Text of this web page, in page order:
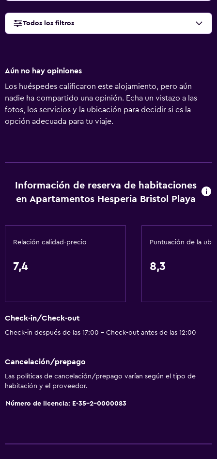
Todos los filtros
Aún no hay opiniones
Los huéspedes calificaron este alojamiento, pero aún
nadie ha compartido una opinión. Echa un vistazo a las
fotos, los servicios y la ubicación para decidir si es la
opción adecuada para tu viaje.
Información de reserva de habitaciones
en Apartamentos Hesperia Bristol Playa
Relación calidad-precio
7,4
Puntuación de la
8,3
Check-in/Check-out
Check-in después de las 17:00 - Check-out antes de las 12:00
Cancelación/prepago
Las políticas de cancelación/prepago varían según el tipo de
habitación y el proveedor.
Número de licencia: E-35-2-0000083